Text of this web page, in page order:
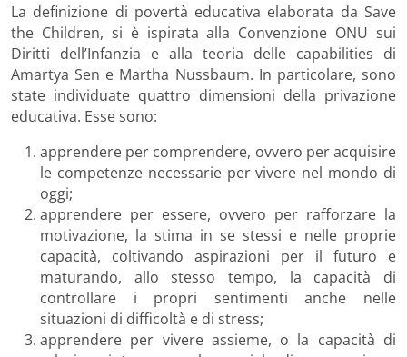
La definizione di povertà educativa elaborata da Save
the Children, si è ispirata alla Convenzione ONU sui
Diritti dell’Infanzia e alla teoria delle capabilities di
Amartya Sen e Martha Nussbaum. In particolare, sono
state individuate quattro dimensioni della privazione
educativa. Esse sono:
apprendere per comprendere, ovvero per acquisire
le competenze necessarie per vivere nel mondo di
oggi;
apprendere per essere, ovvero per rafforzare la
motivazione, la stima in se stessi e nelle proprie
capacità, coltivando aspirazioni per il futuro e
maturando, allo stesso tempo, la capacità di
controllare i propri sentimenti anche nelle
situazioni di difficoltà e di stress;
apprendere per vivere assieme, o la capacità di